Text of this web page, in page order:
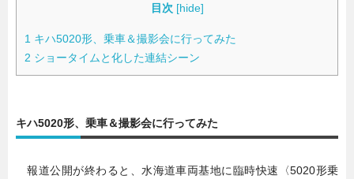
暮らし
目次 [hide]
1 キハ5020形、乗車＆撮影会に行ってみた
2 ショータイムと化した連結シーン
キハ5020形、乗車＆撮影会に行ってみた
報道公開が終わると、水海道車両基地に臨時快速〈5020形乗